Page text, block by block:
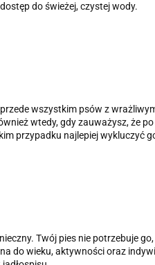
do świeżej, czystej wody.
wszystkim psów z
wtedy, gdy zauważysz, że
przypadku najlepiej wykluczyć
Twój pies nie potrzebuje
do wieku, aktywności oraz